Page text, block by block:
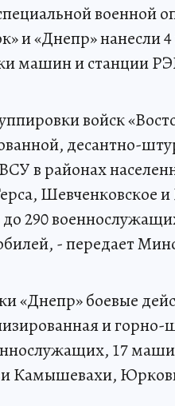
военной
и «Днепр»
машин и станции
войск
десантно-
в районах
Шевченковское
290
- передает
«Днепр» боевые
и
17
Камышевахи,